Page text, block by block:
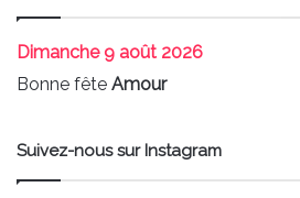
Dimanche9 août 2026
Bonne fête Amour
Suivez-nous sur Instagram